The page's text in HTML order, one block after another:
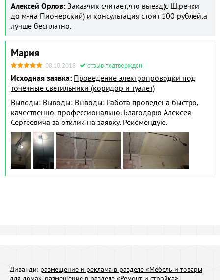
Алексей Орлов: Заказчик считает,что выезд(с Ш.речки
до м-на Пионерский) и консультация стоит 100 рублей,а
лучше бесплатно.
Мария
08.10.2018 отзыв подтвержден
Исходная заявка: Проведение электропроводки под
точечные светильники (коридор и туалет)
Выводы: Выводы: Выводы: Работа проведена быстро,
качественно, профессионально. Благодарю Алексея
Сергеевича за отклик на заявку. Рекомендую.
Диванди: размещение и реклама в разделе «Мебель и товары
для дома», размещение в разделе «Ремонт и стройка»,